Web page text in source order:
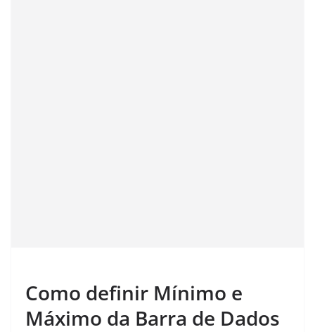
Como definir Mínimo e
Máximo da Barra de Dados